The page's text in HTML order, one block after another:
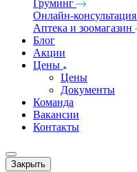
Груминг
Онлайн-консультация
Аптека и зоомагазин
Блог
Акции
Цены
Цены
Документы
Команда
Вакансии
Контакты
Закрыть